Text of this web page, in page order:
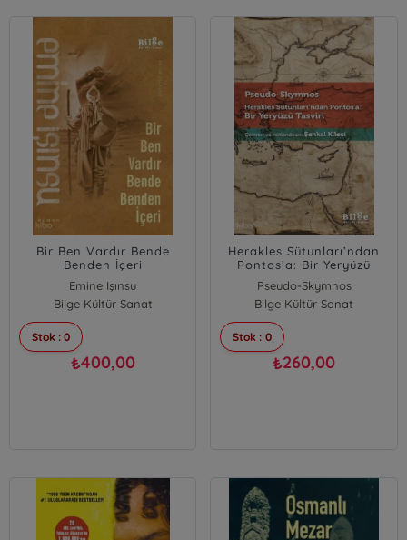
Bir Ben Vardır Bende
Benden İçeri
Emine Işınsu
Bilge Kültür Sanat
Stok : 0
₺400,00
Herakles Sütunları’ndan
Pontos’a: Bir Yeryüzü
Tasviri
Pseudo-Skymnos
Bilge Kültür Sanat
Stok : 0
₺260,00